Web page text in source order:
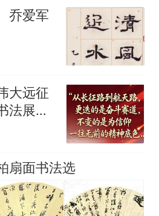
报
个在床头放菜刀的女孩，
一句“跟我回家”改写了
乔爱军
大远征
法展正
扇面书法选